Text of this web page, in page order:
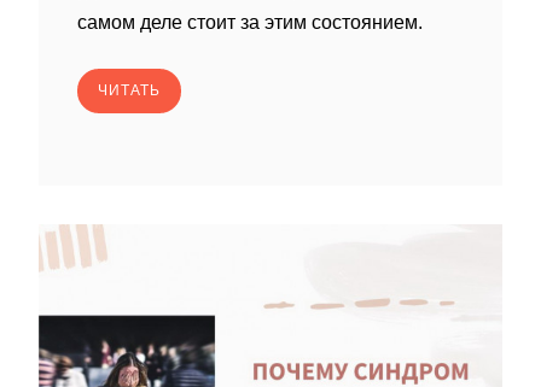
самом деле стоит за этим состоянием.
ЧИТАТЬ